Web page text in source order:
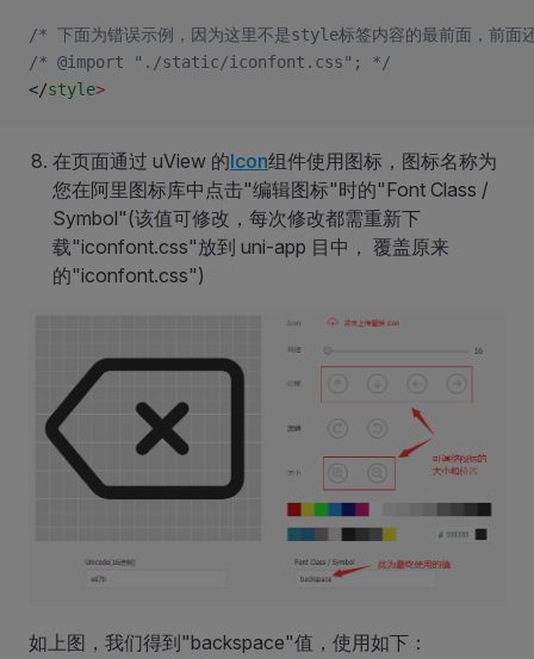
/* 下面为错误示例，因为这里不是style标签内容的最前面，前
/* @import "./static/iconfont.css"; */
</style>
在页面通过 uView 的Icon组件使用图标，图标名称为
您在阿里图标库中点击"编辑图标"时的"Font Class /
Symbol"(该值可修改，每次修改都需重新下
载"iconfont.css"放到 uni-app 目中， 覆盖原来
的"iconfont.css")
如上图，我们得到"backspace"值，使用如下：